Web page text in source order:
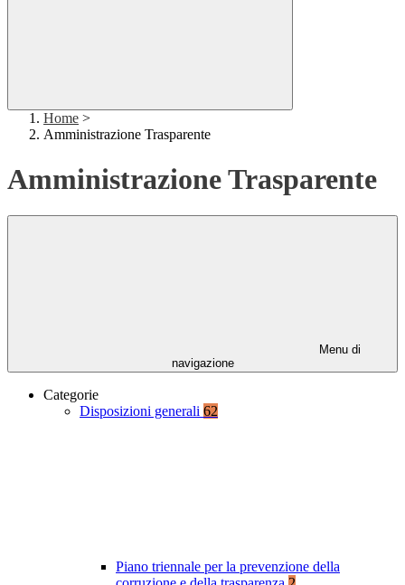
Home >
Amministrazione Trasparente
Amministrazione Trasparente
Menu di
navigazione
Categorie
Disposizioni generali 62
Piano triennale per la prevenzione della